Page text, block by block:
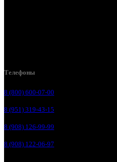
Телефоны
8 (800) 600-07-00
8 (951) 319-43-15
8 (908) 126-99-99
8 (908) 122-06-97